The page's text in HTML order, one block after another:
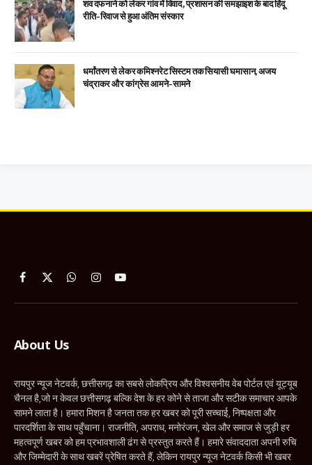
शव दफनाने को लेकर गांव में विवाद, प्रशासन की समझाइश के बाद हिंदू
रीति-रिवाज से हुआ अंतिम संस्कार
धर्मांतरण से लेकर कमिश्नरेट सिस्टम तक सियासी घमासान, अजय
चंद्राकर और कांग्रेस आमने-सामने
Facebook
X
WhatsApp
InstagramYouTube
About Us
रायपुर न्यूज नेटवर्क, छत्तीसगढ़ का सबसे लोकप्रिय और विश्वसनीय वेब पोर्टल एवं यूट्यूब
चैनल है,जो न केवल छत्तीसगढ़ बल्कि देश के हर कोने से ताजा और सटीक समाचार आपके
सामने लाता है। हमारा मिशन है जनता तक हर खबर को पूरी सच्चाई, निष्पक्षता और
पारदर्शिता के साथ पहुँचाना। राजनीति, अपराध, मनोरंजन, खेल और समाज से जुड़ी हर
महत्वपूर्ण खबर को हम प्रभावशाली ढंग से प्रस्तुत करते हैं। हमारे संवाददाता अपनी रुचि
और जिम्मेदारी के साथ खबरें प्रेषित करते हैं, लेकिन रायपुर न्यूज नेटवर्क किसी भी खबर